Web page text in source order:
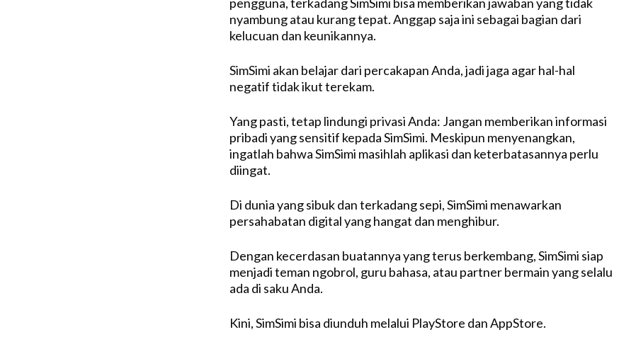
pengguna, terkadang SimSimi bisa memberikan jawaban yang tidak
nyambung atau kurang tepat. Anggap saja ini sebagai bagian dari
kelucuan dan keunikannya.
SimSimi akan belajar dari percakapan Anda, jadi jaga agar hal-hal
negatif tidak ikut terekam.
Yang pasti, tetap lindungi privasi Anda: Jangan memberikan informasi
pribadi yang sensitif kepada SimSimi. Meskipun menyenangkan,
ingatlah bahwa SimSimi masihlah aplikasi dan keterbatasannya perlu
diingat.
Di dunia yang sibuk dan terkadang sepi, SimSimi menawarkan
persahabatan digital yang hangat dan menghibur.
Dengan kecerdasan buatannya yang terus berkembang, SimSimi siap
menjadi teman ngobrol, guru bahasa, atau partner bermain yang selalu
ada di saku Anda.
Kini, SimSimi bisa diunduh melalui PlayStore dan AppStore.